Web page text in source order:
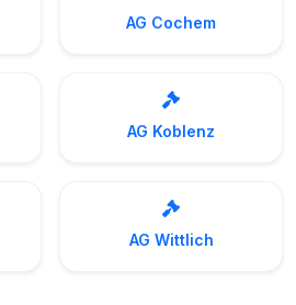
AG Cochem
AG Koblenz
AG Wittlich